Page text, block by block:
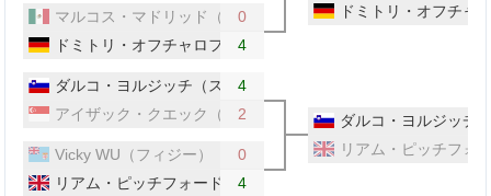
マルコス・マドリッド（メキシコ）
0
ドミトリ・オフチャロフ（ドイツ）
4
ダルコ・ヨルジッチ（スロベニア）
4
アイザック・クエック（シンガポール）
2
Vicky WU（フィジー）
0
リアム・ピッチフォード（イギリス）
4
ドミトリ・オフチャ
ダルコ・ヨルジッチ
リアム・ピッチフォ